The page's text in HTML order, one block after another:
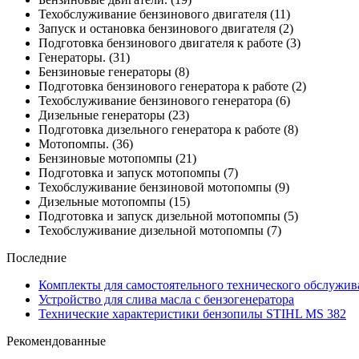
Техобслуживание бензинового двигателя (11)
Запуск и остановка бензинового двигателя (2)
Подготовка бензинового двигателя к работе (3)
Генераторы. (31)
Бензиновые генераторы (8)
Подготовка бензинового генератора к работе (2)
Техобслуживание бензинового генератора (6)
Дизельные генераторы (23)
Подготовка дизельного генератора к работе (8)
Мотопомпы. (36)
Бензиновые мотопомпы (21)
Подготовка и запуск мотопомпы (7)
Техобслуживание бензиновой мотопомпы (9)
Дизельные мотопомпы (15)
Подготовка и запуск дизельной мотопомпы (5)
Техобслуживание дизельной мотопомпы (7)
Последние
Комплекты для самостоятельного технического
Устройство для слива масла с бензогенератора
Технические характеристики бензопилы STIHL MS 382
Рекомендованные